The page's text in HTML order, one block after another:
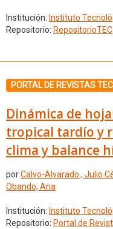
Institución: Instituto
Repositorio: RepositorioTEC
PORTAL DE REVISTAS TEC
Dinámica de
tropical tardío y
clima y balance
porCalvo-Alvarado , Julio
Obando, Ana
Institución: Instituto
Repositorio: Portal de